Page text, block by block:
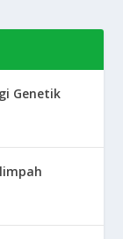
Genetik